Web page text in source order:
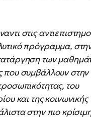
στις
πρόγραμμα,
των
που συμβάλλουν στην
του
και της κοινωνικής
στην πιο